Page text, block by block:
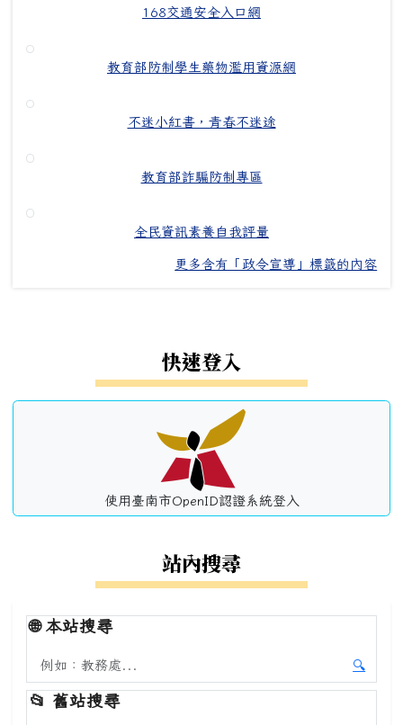
168交通安全入口網
教育部防制學生藥物濫用資源網
不迷小紅書，青春不迷途
教育部詐騙防制專區
全民資訊素養自我評量
更多含有「政令宣導」標籤的內容
快速登入
使用臺南市OpenID認證系統登入
站內搜尋
🌐本站搜尋
搜尋本站內容
🔍
開始本
📂 舊站搜尋